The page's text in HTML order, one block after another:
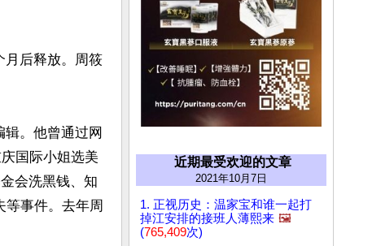
月后释放。周筱
。他曾通过网
国际小姐选美
会洗黑钱、知
事件。去年周
近期最受欢迎的文章
2021年10月7日
1. 正视历史：温家宝和谁一起打
掉江安排的接班人薄熙来 🖼️
(765,409次)